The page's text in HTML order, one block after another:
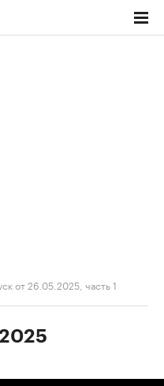
от 26.05.2025, часть 1